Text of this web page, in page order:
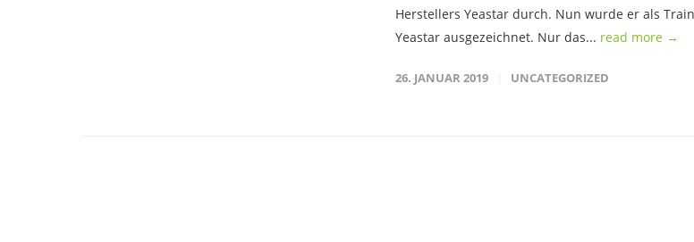
Herstellers Yeastar durch. Nun wurde er als
Yeastar ausgezeichnet. Nur das... read more →
26. JANUAR 2019 UNCATEGORIZED